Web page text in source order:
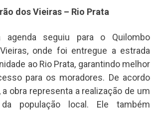
dos Vieiras – Rio Prata
agenda seguiu para o Quilombo
onde foi entregue a estrada
ao Rio Prata, garantindo melhor
para os moradores. De acordo
obra representa a realização de um
população local. Ele também